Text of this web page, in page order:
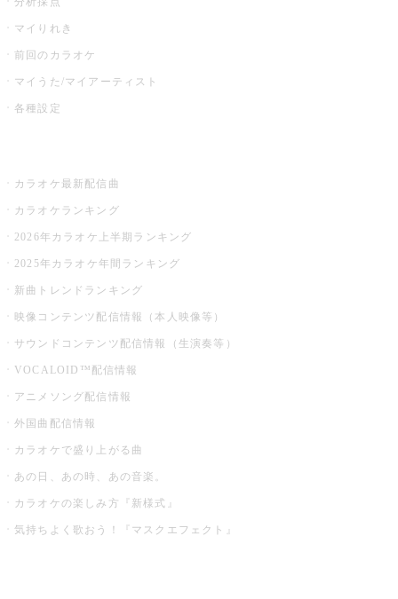
マイりれき
前回のカラオケ
マイうた/マイアーティスト
各種設定
カラオケ最新配信曲
カラオケランキング
2026年カラオケ上半期ランキング
2025年カラオケ年間ランキング
新曲トレンドランキング
映像コンテンツ配信情報（本人映像等）
サウンドコンテンツ配信情報（生演奏等）
VOCALOID™配信情報
アニメソング配信情報
外国曲配信情報
カラオケで盛り上がる曲
あの日、あの時、あの音楽。
カラオケの楽しみ方『新様式』
気持ちよく歌おう！『マスクエフェクト』